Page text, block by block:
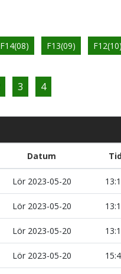
F14(08) F13(09) F12(10)
3 4
Datum
Lör 2023-05-20
Lör 2023-05-20
Lör 2023-05-20
Lör 2023-05-20